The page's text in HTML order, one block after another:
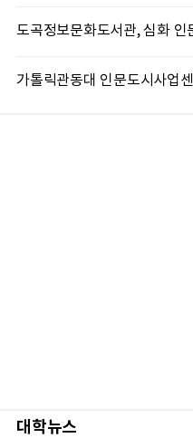
도곡정보문화도서관, 심화
대학뉴스